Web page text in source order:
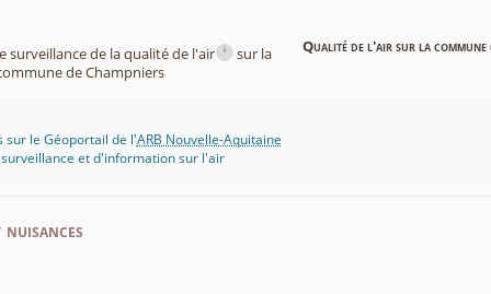
surveillance de la qualité de l'air i
sur la
de Champniers
Qualité de l'air sur la commune
sur le Géoportail de l'ARB Nouvelle-Aquitaine
surveillance et d'information sur l'air